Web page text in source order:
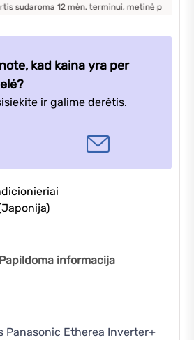
12mėn. terminui, metinė palūkanų norma
kad kaina yra per
ir galime derėtis.
Papildoma informacija
Panasonic Etherea Inverter+